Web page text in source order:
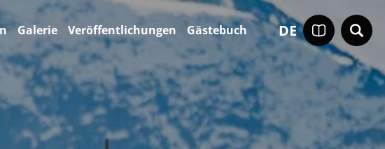
DE
Galerie Veröffentlichungen Gästebuch